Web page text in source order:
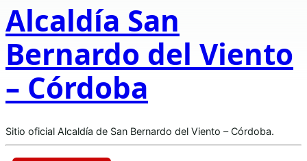
Alcaldía San
Bernardo del Viento
– Córdoba
Sitio oficial Alcaldía de San Bernardo del Viento – Córdoba.